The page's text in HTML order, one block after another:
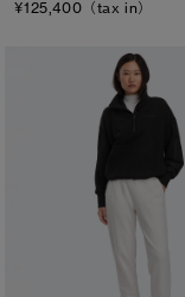
¥125,400（tax in）